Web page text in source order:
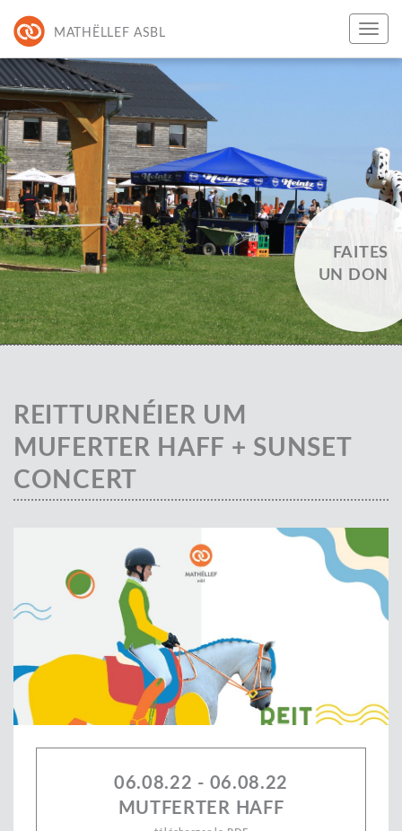
MATHËLLEF ASBL
FAITES
UN DON
REITTURNÉIER UM
MUFERTER HAFF + SUNSET
CONCERT
06.08.22 - 06.08.22
MUTFERTER HAFF